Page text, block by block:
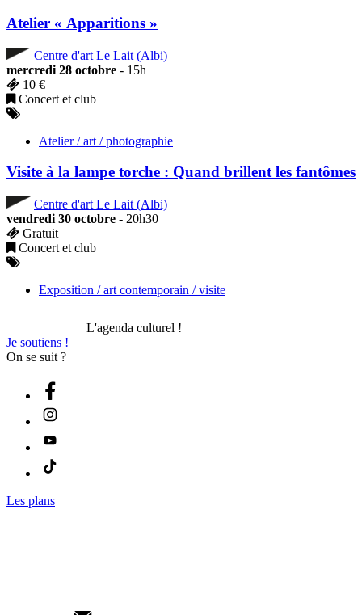
Atelier « Apparitions »
Centre d'art Le Lait (Albi)
mercredi 28 octobre - 15h
10 €
Concert et club
Atelier / art / photographie
Visite à la lampe torche : Quand brillent les fantômes
Centre d'art Le Lait (Albi)
vendredi 30 octobre - 20h30
Gratuit
Concert et club
Exposition / art contemporain / visite
L'agenda culturel !
Je soutiens !
On se suit ?
Les plans